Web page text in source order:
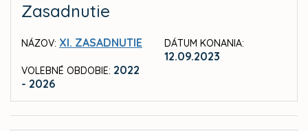
Zasadnutie
NÁZOV: XI. ZASADNUTIE
VOLEBNÉ OBDOBIE: 2022
- 2026
DÁTUM KONANIA:
12.09.2023